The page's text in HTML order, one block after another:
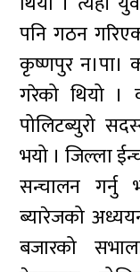
पनि गठन
कृष्णपुर न।पा।
गरेको थियो ।
पोलिटब्युरो
भयो । जिल्ला
सन्चालन गर्नु
ब्यारेजको
बजारको